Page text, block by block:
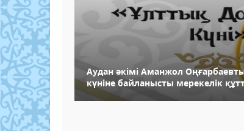
Аудан әкімі Аманжол
күніне байланысты мерекелік